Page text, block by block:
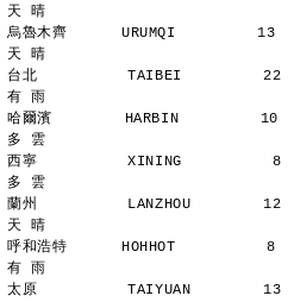
天 晴
烏魯木齊      URUMQI
天 晴
台北          TAIBEI         22
有 雨
哈爾濱        HARBIN         10
多 雲
西寧          XINING          8
多 雲
蘭州          LANZHOU
天 晴
呼和浩特      HOHHOT
有 雨
太原          TAIYUAN